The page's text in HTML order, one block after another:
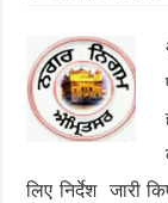
लिए निर्देश जारी